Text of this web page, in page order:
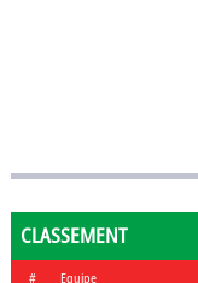
CLASSEMENT
# Equipe